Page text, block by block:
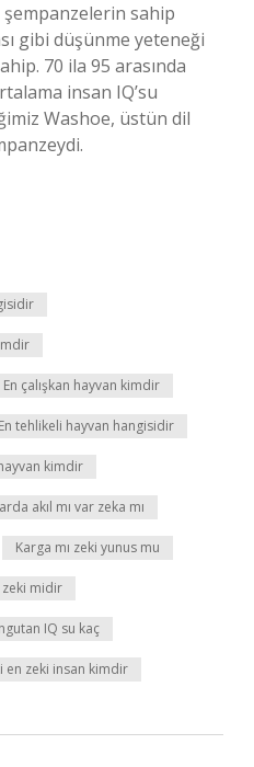
şempanzelerin sahip
gibi düşünme yeteneği
70 ila 95 arasında
insan IQ’su
Washoe, üstün dil
En çalışkan hayvan kimdir
En tehlikeli hayvan hangisidir
kimdir
akıl mı var zeka mı
Karga mı zeki yunus mu
zeki midir
IQ su kaç
en zeki insan kimdir